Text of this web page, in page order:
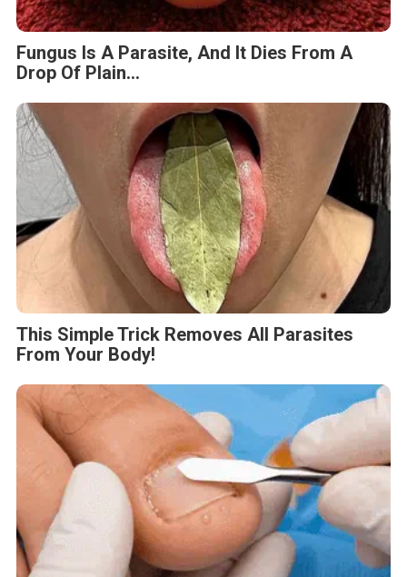
Fungus Is A Parasite, And It Dies From A
Drop Of Plain...
This Simple Trick Removes All Parasites
From Your Body!